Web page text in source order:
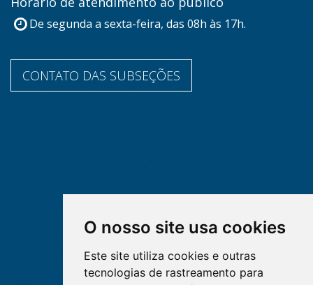
O nosso site usa cookies
Este site utiliza cookies e outras
tecnologias de rastreamento para
De segunda a sexta-feira, das 08h às 17h.
CONTATO DAS SUBSEÇÕES